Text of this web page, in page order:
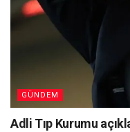
GÜNDEM
Adli Tıp Kurumu